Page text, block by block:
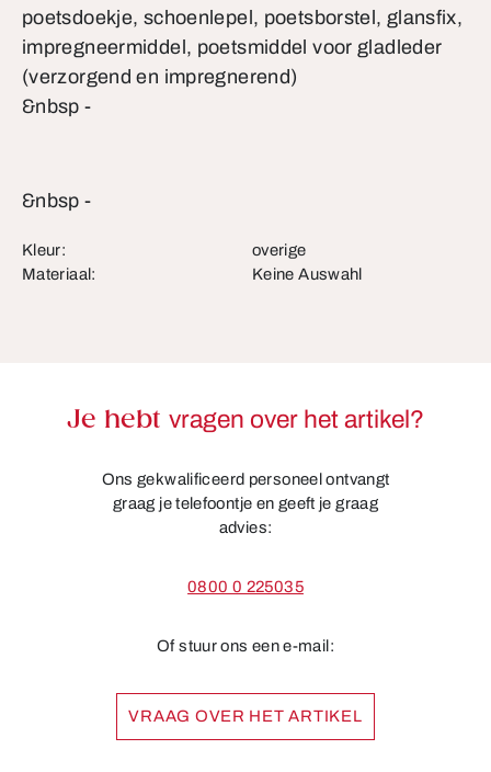
poetsdoekje, schoenlepel, poetsborstel, glansfix,
impregneermiddel, poetsmiddel voor gladleder
(verzorgend en impregnerend)
&nbsp -
&nbsp -
Kleur:
overige
Materiaal:
Keine Auswahl
Je hebt vragen over het artikel?
Ons gekwalificeerd personeel ontvangt
graag je telefoontje en geeft je graag
advies:
0800 0 225035
Of stuur ons een e-mail:
VRAAG OVER HET ARTIKEL